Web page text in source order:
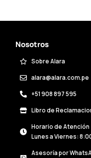
Nosotros
Sobre Alara
alara@alara.com.pe
+51 908 897 595
Libro de
Horario de Atención
Lunes a Viernes:
Asesoría por